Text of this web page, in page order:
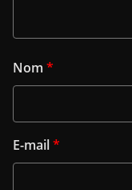
Nom *
E-mail*